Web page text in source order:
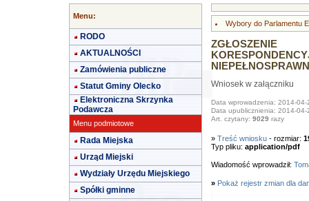
Menu:
RODO
AKTUALNOŚCI
Zamówienia publiczne
Statut Gminy Olecko
Elektroniczna Skrzynka
Podawcza
Menu podmiotowe
Rada Miejska
Urząd Miejski
Wydziały Urzędu Miejskiego
Spółki gminne
Wybory do Parlamentu
Wniosek w załączniku
Data wprowadzenia: 2014-04-
Data upublicznienia: 2014-04-
Art. czytany: 9029 razy
» Treść wniosku- rozmiar:
Typ pliku: application/pdf
Wiadomość wprowadził:
» Pokaż rejestr zmian dla